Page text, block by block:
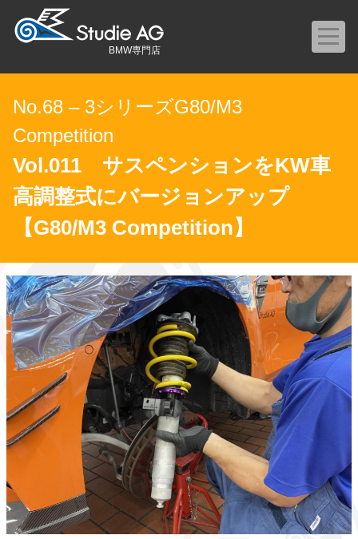
BMW専門店
No.68 – 3シリーズG80/M3
Competition
Vol.011 サスペンションをKW車
高調整式にバージョンアップ
【G80/M3 Competition】